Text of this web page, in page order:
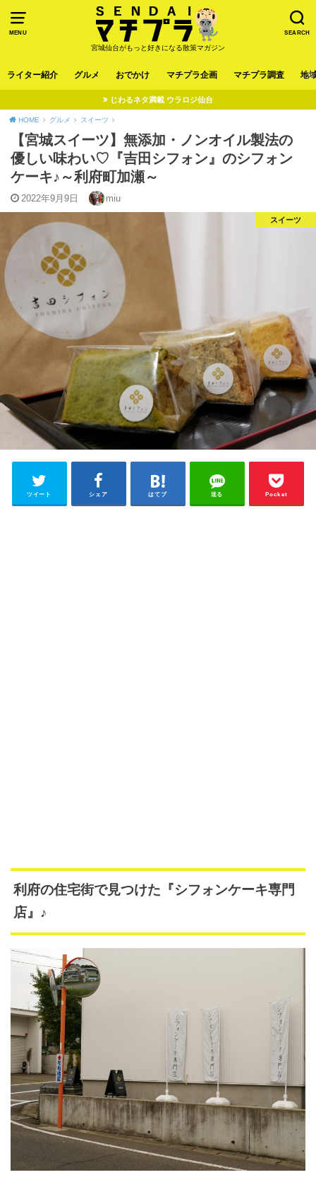
MENU SEARCH
宮城仙台がもっと好きになる散策マガジン
ライター紹介 グルメ おでかけ マチプラ企画 マチプラ調査 地
じわるネタ満載 ウラロジ仙台
HOME グルメ スイーツ
【宮城スイーツ】無添加・ノンオイル製法の
優しい味わい♡『吉田シフォン』のシフォン
ケーキ♪～利府町加瀬～
2022年9月9日 miu
スイーツ
ツイート シェア はてブ 送る Pocket
利府の住宅街で見つけた『シフォンケーキ専門
店』♪